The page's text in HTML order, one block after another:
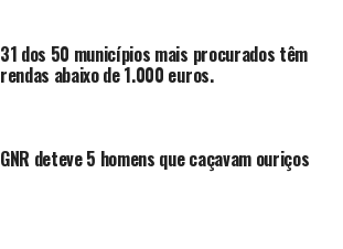
31 dos 50 municípios mais procurados têm
rendas abaixo de 1.000 euros.
GNR deteve 5 homens que caçavam ouriços